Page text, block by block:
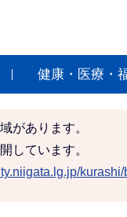
健康・医療・
があります。
しています。